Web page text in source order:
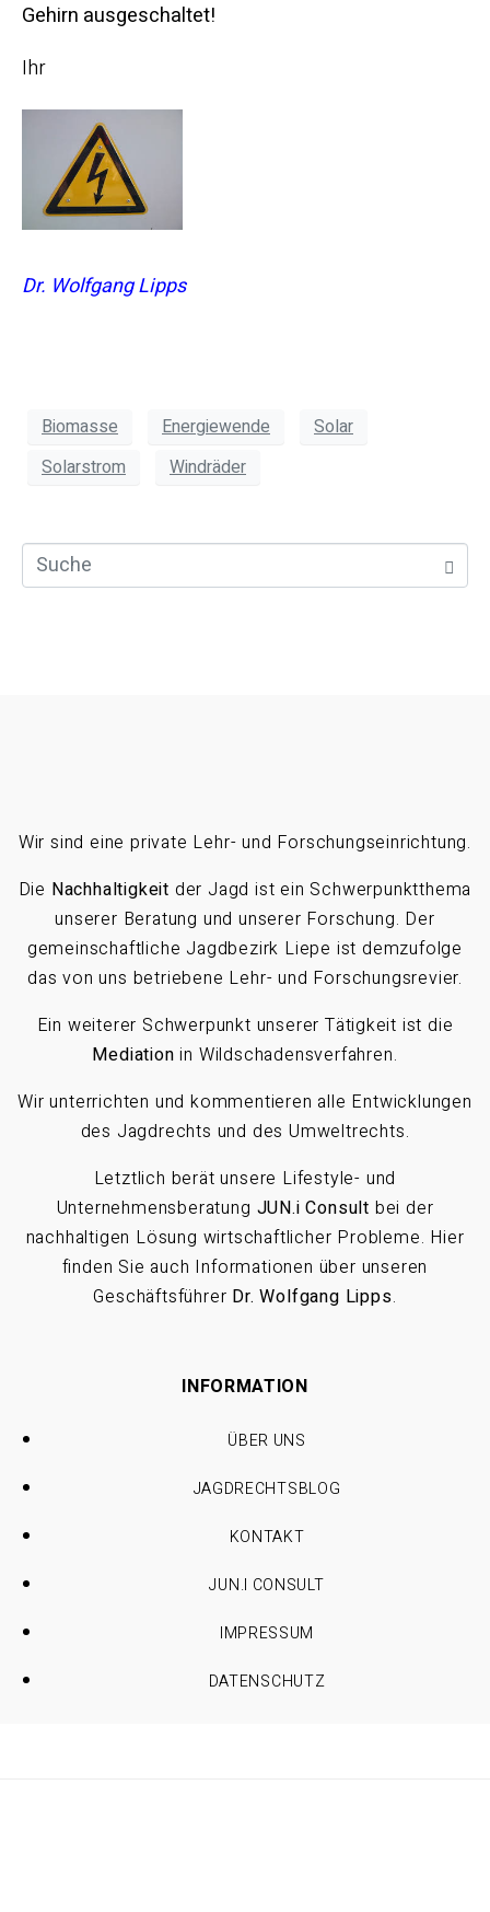
Gehirn ausgeschaltet!
Ihr
Dr. Wolfgang Lipps
Biomasse Energiewende
Solar
Solarstrom
Windräder
Wir sind eine private Lehr- und Forschungseinrichtung.
Die Nachhaltigkeit der Jagd ist ein Schwerpunktthema
unserer Beratung und unserer Forschung. Der
gemeinschaftliche Jagdbezirk Liepe ist demzufolge
das von uns betriebene Lehr- und Forschungsrevier.
Ein weiterer Schwerpunkt unserer Tätigkeit ist die
Mediation in Wildschadensverfahren.
Wir unterrichten und kommentieren alle Entwicklungen
des Jagdrechts und des Umweltrechts.
Letztlich berät unsere Lifestyle- und
Unternehmensberatung JUN.i Consult bei der
nachhaltigen Lösung wirtschaftlicher Probleme. Hier
finden Sie auch Informationen über unseren
Geschäftsführer Dr. Wolfgang Lipps.
INFORMATION
ÜBER UNS
JAGDRECHTSBLOG
KONTAKT
JUN.I CONSULT
IMPRESSUM
DATENSCHUTZ